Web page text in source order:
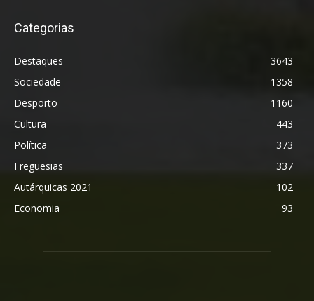
Categorias
Destaques
3643
Sociedade
1358
Desporto
1160
Cultura
443
Política
373
Freguesias
337
Autárquicas 2021
102
Economia
93